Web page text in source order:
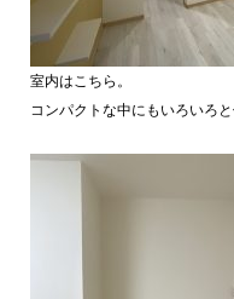
室内はこちら。
コンパクトな中にもいろいろ